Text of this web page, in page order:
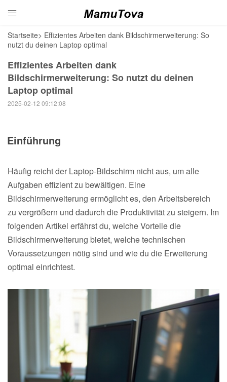

Startseite> Effizientes Arbeiten dank Bildschirmerweiterung: So
nutzt du deinen Laptop optimal
Effizientes Arbeiten dank
Bildschirmerweiterung: So nutzt du deinen
Laptop optimal
2025-02-12 09:12:08
Einführung
Häufig reicht der Laptop-Bildschirm nicht aus, um alle
Aufgaben effizient zu bewältigen. Eine
Bildschirmerweiterung ermöglicht es, den Arbeitsbereich
zu vergrößern und dadurch die Produktivität zu steigern. Im
folgenden Artikel erfährst du, welche Vorteile die
Bildschirmerweiterung bietet, welche technischen
Voraussetzungen nötig sind und wie du die Erweiterung
optimal einrichtest.